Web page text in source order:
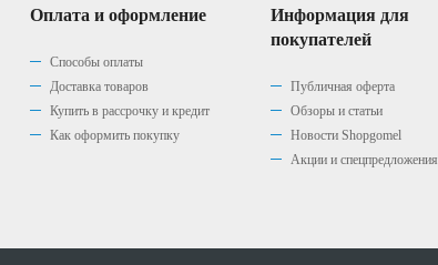
Оплата и оформление
Способы оплаты
Доставка товаров
Купить в рассрочку и кредит
Как оформить покупку
Информация для
покупателей
Публичная оферта
Обзоры и статьи
Новости Shopgomel
Акции и спецпредложения